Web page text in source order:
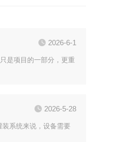
2026-6-1
是项目的一部分，更重
2026-5-28
系统来说，设备需要